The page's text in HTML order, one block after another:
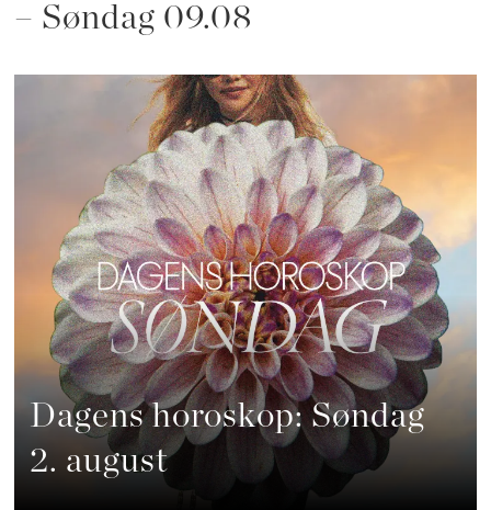
– Søndag 09.08
Dagens horoskop: Søndag
2. august